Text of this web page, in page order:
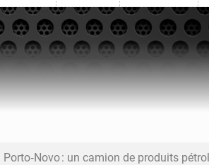
Porto‑Novo : un camion de produits